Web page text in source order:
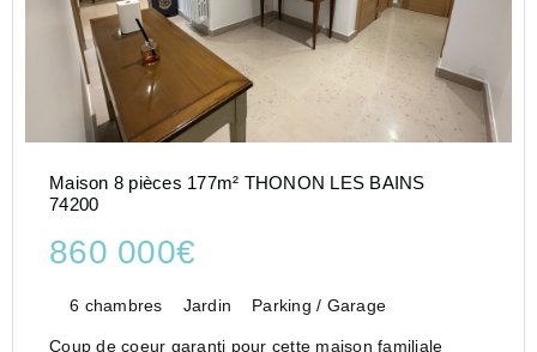
Maison 8 pièces 177m² THONON LES BAINS
74200
860 000€
6 chambres Jardin Parking / Garage
Coup de coeur garanti pour cette maison familiale